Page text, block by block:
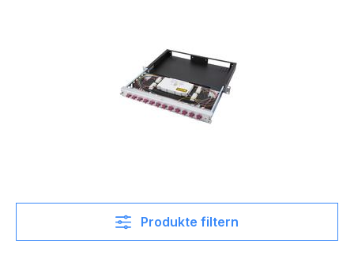
Produkte filtern